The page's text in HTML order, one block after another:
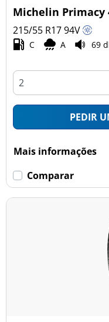
Michelin Primacy
215/55 R1794V
C A 69
PEDIR
Mais informações
Comparar